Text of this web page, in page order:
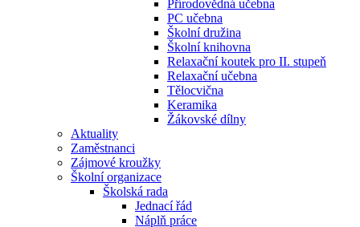
Přírodovědná učebna
PC učebna
Školní družina
Školní knihovna
Relaxační koutek pro II. stupeň
Relaxační učebna
Tělocvična
Keramika
Žákovské dílny
Aktuality
Zaměstnanci
Zájmové kroužky
Školní organizace
Školská rada
Jednací řád
Náplň práce